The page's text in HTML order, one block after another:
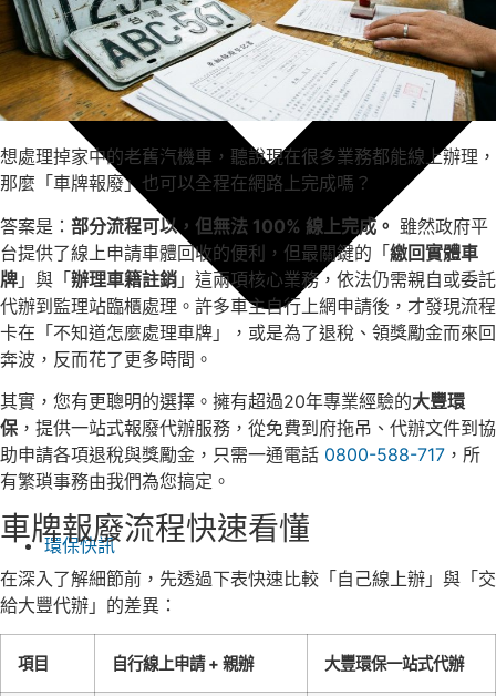
環保快訊
想處理掉家中的老舊汽機車，聽說現在很多業務都能線上辦理，
那麼「車牌報廢」也可以全程在網路上完成嗎？
答案是： 部分流程可以，但無法 100% 線上完成。 雖然政府平
台提供了線上申請車體回收的便利，但最關鍵的「繳回實體車
牌 」與「辦理車籍註銷 」這兩項核心業務，依法仍需親自或委託
代辦到監理站臨櫃處理。許多車主自行上網申請後，才發現流程
卡在「不知道怎麼處理車牌」，或是為了退稅、領獎勵金而來回
奔波，反而花了更多時間。
其實，您有更聰明的選擇。擁有超過20年專業經驗的大豐環
保 ，提供一站式報廢代辦服務，從免費到府拖吊、代辦文件到協
助申請各項退稅與獎勵金，只需一通電話 0800-588-717 ，所
有繁瑣事務由我們為您搞定。
車牌報廢流程快速看懂
在深入了解細節前，先透過下表快速比較「自己線上辦」與「交
給大豐代辦」的差異：
項目 自行線上申請 + 親辦 大豐環保一站式代辦